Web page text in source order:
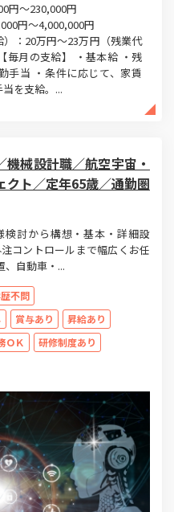
円～230,000円
円～4,000,000円
）：20万円〜23万円（残業代
毎月の支給】 ・基本給 ・残
手当 ・条件に応じて、家賃
を支給。...
械設計職／航空宇宙・
クト／定年65歳／通勤圏
討から構想・基本・詳細設
コントロールまで幅広くお任
、自動車・...
不問
賞与あり
昇給あり
ＯＫ
研修制度あり